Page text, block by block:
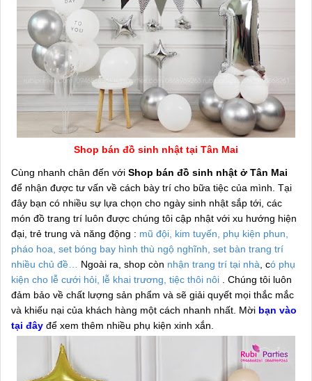
Shop bán đồ sinh nhật tại Tân Mai
Cùng nhanh chân đến với Shop bán đồ sinh nhật ở Tân Mai
để nhận được tư vấn về cách bày trí cho bữa tiệc của mình. Tại
đây bạn có nhiều sự lựa chọn cho ngày sinh nhật sắp tới, các
món đồ trang trí luôn được chúng tôi cập nhật với xu hướng hiện
đại, trẻ trung và năng động : mũ đội, kim tuyến, phụ kiện phun,
pháo hoa, set bóng bay hình thù ngộ nghĩnh, set bàn trang trí
nhiều chủ đề…
Ngoài ra, shop còn nhận trang trí tại nhà , có phụ
kiện cho lễ cưới hỏi, lễ khai trương, tiệc thôi nôi . Chúng tôi luôn
đảm bảo về chất lượng sản phẩm và sẽ giải quyết mọi thắc mắc
và khiếu nại của khách hàng một cách nhanh nhất. Mời bạn vào
tại đây để xem thêm nhiều phụ kiện xinh xắn.